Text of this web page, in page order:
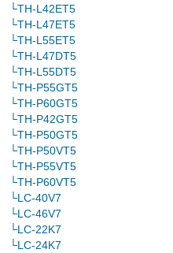
└TH-L42ET5
└TH-L47ET5
└TH-L55ET5
└TH-L47DT5
└TH-L55DT5
└TH-P55GT5
└TH-P60GT5
└TH-P42GT5
└TH-P50GT5
└TH-P50VT5
└TH-P55VT5
└TH-P60VT5
└LC-40V7
└LC-46V7
└LC-22K7
└LC-24K7